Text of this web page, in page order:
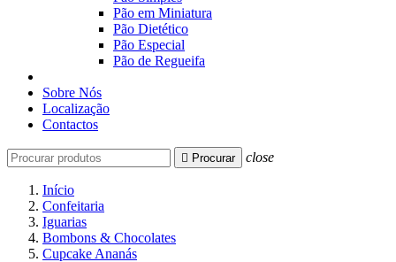
Pão em Miniatura
Pão Dietético
Pão Especial
Pão de Regueifa
Sobre Nós
Localização
Contactos
 Procurar close
Início
Confeitaria
Iguarias
Bombons & Chocolates
Cupcake Ananás